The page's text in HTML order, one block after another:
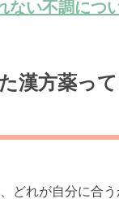
ない不調につ
漢方薬っ
どれが自分に合